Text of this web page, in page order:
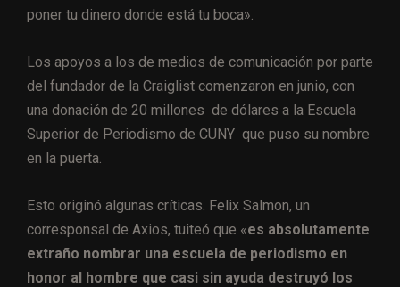
poner tu dinero donde está tu boca».
Los apoyos a los de medios de comunicación por parte
del fundador de la Craiglist comenzaron en junio, con
una donación de 20 millones de dólares a la Escuela
Superior de Periodismo de CUNY que puso su nombre
en la puerta.
Esto originó algunas críticas. Felix Salmon, un
corresponsal de Axios, tuiteó que «es absolutamente
extraño nombrar una escuela de periodismo en
honor al hombre que casi sin ayuda destruyó los